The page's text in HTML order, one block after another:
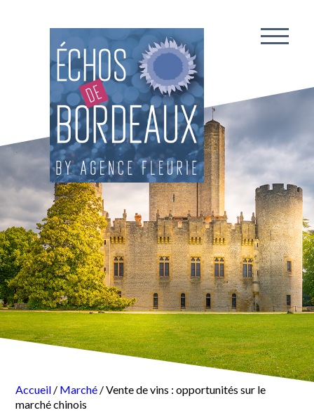
Accueil / Marché / Vente de vins : opportunités sur le
marché chinois